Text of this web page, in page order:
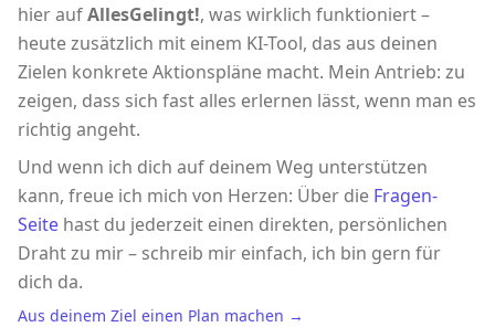
hier aufAllesGelingt!, was wirklich funktioniert –
heute zusätzlich mit einem KI-Tool, das aus deinen
Zielen konkrete Aktionspläne macht. Mein Antrieb: zu
zeigen, dass sich fast alles erlernen lässt, wenn man es
richtig angeht.
Und wenn ich dich auf deinem Weg unterstützen
kann, freue ich mich von Herzen: Über die Fragen-
Seite hast du jederzeit einen direkten, persönlichen
Draht zu mir – schreib mir einfach, ich bin gern für
dich da.
Aus deinem Ziel einen Plan machen →